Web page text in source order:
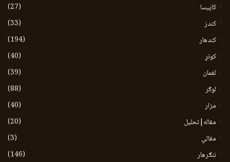
کاپیسا
(27)
کندز
(33)
کندهار
(194)
کونړ
(40)
لغمان
(39)
لوګر
(88)
مزار
(40)
مقاله|تحلیل
(20)
مقالې
(3)
ننګرهار
(146)